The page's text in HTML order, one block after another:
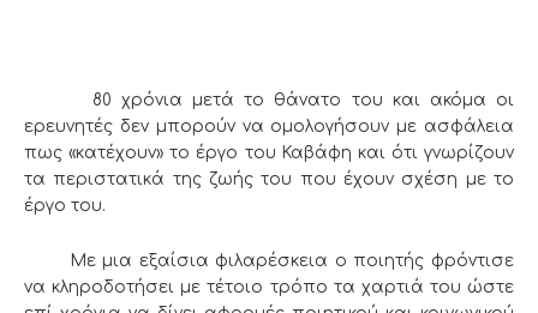
80 χρόνια μετά το θάνατο του και ακόμα οι
ερευνητές δεν μπορούν να ομολογήσουν με ασφάλεια
πως «κατέχουν» το έργο του Καβάφη και ότι γνωρίζουν
τα περιστατικά της ζωής του που έχουν σχέση με το
έργο του.
Με μια εξαίσια φιλαρέσκεια ο ποιητής φρόντισε
να κληροδοτήσει με τέτοιο τρόπο τα χαρτιά του ώστε